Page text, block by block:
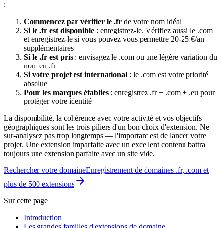
:
Commencez par vérifier le .fr de votre nom idéal
Si le .fr est disponible : enregistrez-le. Vérifiez aussi le .com
et enregistrez-le si vous pouvez vous permettre 20-25 €/an
supplémentaires
Si le .fr est pris : envisagez le .com ou une légère variation du
nom en .fr
Si votre projet est international : le .com est votre priorité
absolue
Pour les marques établies : enregistrez .fr + .com + .eu pour
protéger votre identité
La disponibilité, la cohérence avec votre activité et vos objectifs
géographiques sont les trois piliers d'un bon choix d'extension. Ne
sur-analysez pas trop longtemps — l'important est de lancer votre
projet. Une extension imparfaite avec un excellent contenu battra
toujours une extension parfaite avec un site vide.
Rechercher votre domaineEnregistrement de domaines .fr, .com et
plus de 500 extensions
Sur cette page
Introduction
Les grandes familles d'extensions de domaine